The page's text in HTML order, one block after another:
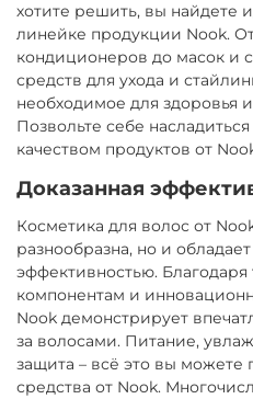
хотите решить, вы найдете
линейке продукции Nook.
кондиционеров до масок и
средств для ухода и
необходимое для здоровья
Позвольте себе
качеством продуктов от
Доказанная
Косметика для волос от
разнообразна, но и
эффективностью.
компонентам и
Nook демонстрирует
за волосами. Питание,
защита – всё это вы можете
средства от Nook.